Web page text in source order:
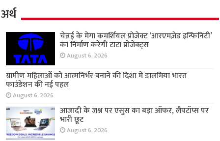
अर्थ
चेन्नई के मेगा कमर्शियल प्रोजेक्ट ‘आरएमज़ेड इन्फिनिटी’
का निर्माण करेगी टाटा प्रोजेक्ट्स
August 6, 2026
ग्रामीण महिलाओं को आत्मनिर्भर बनाने की दिशा में
डालमिया भारत फाउंडेशन की नई पहल
आजादी के जश्न पर एसुस का बड़ा ऑफर, लैपटॉप्स पर
भारी छूट
August 6, 2026